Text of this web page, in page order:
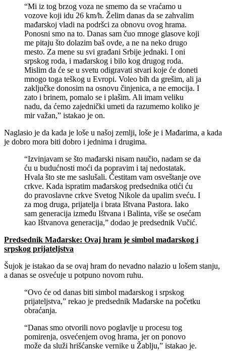
“Mi iz tog brzog voza ne smemo da se vraćamo u
vozove koji idu 26 km/h. Želim danas da se zahvalim
mađarskoj vladi na podršci za obnovu ovog hrama.
Ponosni smo na to. Danas sam čuo mnoge glasove koji
me pitaju što dolazim baš ovde, a ne na neko drugo
mesto. Za mene su svi građani Srbije jednaki. I oni
srpskog roda, i mađarskog i bilo kog drugog roda.
Mislim da će se u svetu odigravati stvari koje će doneti
mnogo toga teškog u Evropi. Voleo bih da grešim, ali ja
zaključke donosim na osnovu činjenica, a ne emocija. I
zato i brinem, pomalo se i plašim. Ali imam veliku
nadu, da ćemo zajednički umeti da razumemo koliko je
mir važan,” istakao je on.
Naglasio je da kada je loše u našoj zemlji, loše je i Mađarima, a kada
je dobro mora biti dobro i jednima i drugima.
“Izvinjavam se što mađarski nisam naučio, nadam se da
ću u budućnosti moći da popravim i taj nedostatak.
Hvala što ste me saslušali. Čestitam vam osveštanje ove
crkve. Kada ispratim mađarskog predsednika otići ću
do pravoslavne crkve Svetog Nikole da upalim sveću. I
za mog druga, prijatelja i brata Ištvana Pastora. Iako
sam generacija između Ištvana i Balinta, više se osećam
kao Ištvanova generacija,” dodao je predsednik Vučić.
Predsednik Mađarske: Ovaj hram je simbol mađarskog i
srpskog prijateljstva
Šujok je istakao da se ovaj hram do nevadno nalazio u lošem stanju,
a danas se osvećuje u potpuno novom ruhu.
“Ovo će od danas biti simbol mađarskog i srpskog
prijateljstva,” rekao je predsednik Mađarske na početku
obraćanja.
“Danas smo otvorili novo poglavlje u procesu tog
pomirenja, osvećenjem ovog hrama, jer on ponovo
može da služi hrišćanske vernike u Žablju,” istakao je.